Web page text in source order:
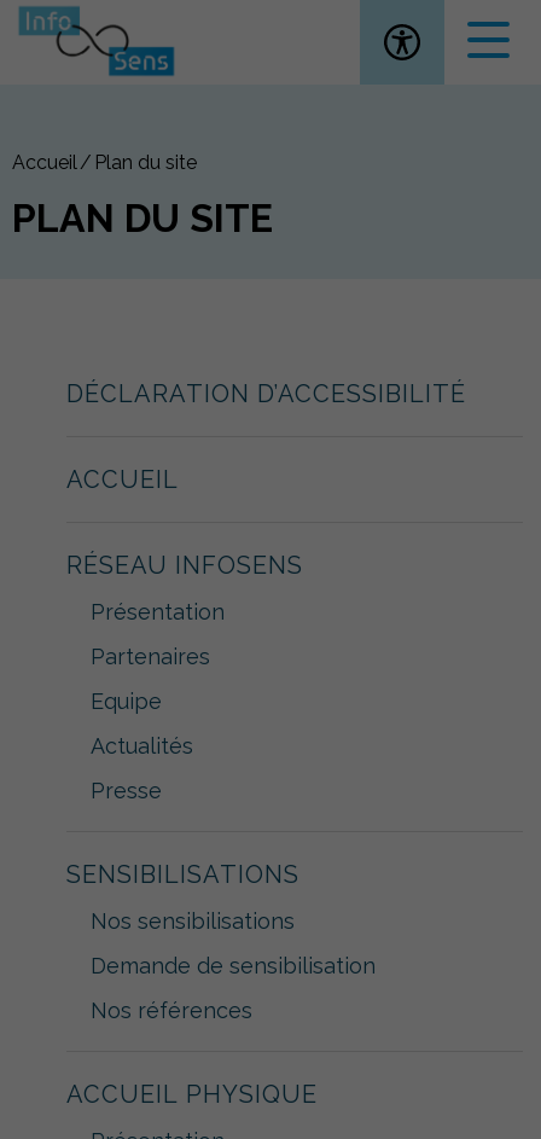
Ouvrir la
Accueil Plan du site
PLAN DU SITE
DÉCLARATION D’ACCESSIBILITÉ
ACCUEIL
RÉSEAU INFOSENS
Présentation
Partenaires
Equipe
Actualités
Presse
SENSIBILISATIONS
Nos sensibilisations
Demande de sensibilisation
Nos références
ACCUEIL PHYSIQUE